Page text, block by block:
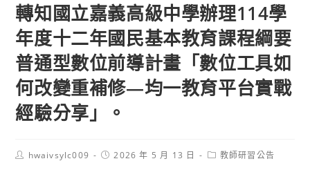
轉知國立嘉義高級中學辦理114學
年度十二年國民基本教育課程綱要
普通型數位前導計畫「數位工具如
何改變重補修―均一教育平台實戰
經驗分享」。
Posthwaivsylc009
Post2026 年 5 月 13 日
Post教師研習公告